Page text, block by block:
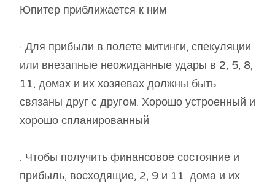
Юпитер приближается к ним
· Для прибыли в полете митинги, спекуляции
или внезапные неожиданные удары в 2, 5, 8,
11, домах и их хозяевах должны быть
связаны друг с другом. Хорошо устроенный и
хорошо спланированный
. Чтобы получить финансовое состояние и
прибыль, восходящие, 2, 9 и 11. дома и их